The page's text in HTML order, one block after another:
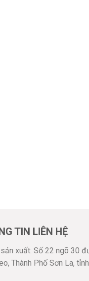
TIN LIÊN HỆ
xuất: Số 22 ngõ 30
Thành Phố Sơn La,